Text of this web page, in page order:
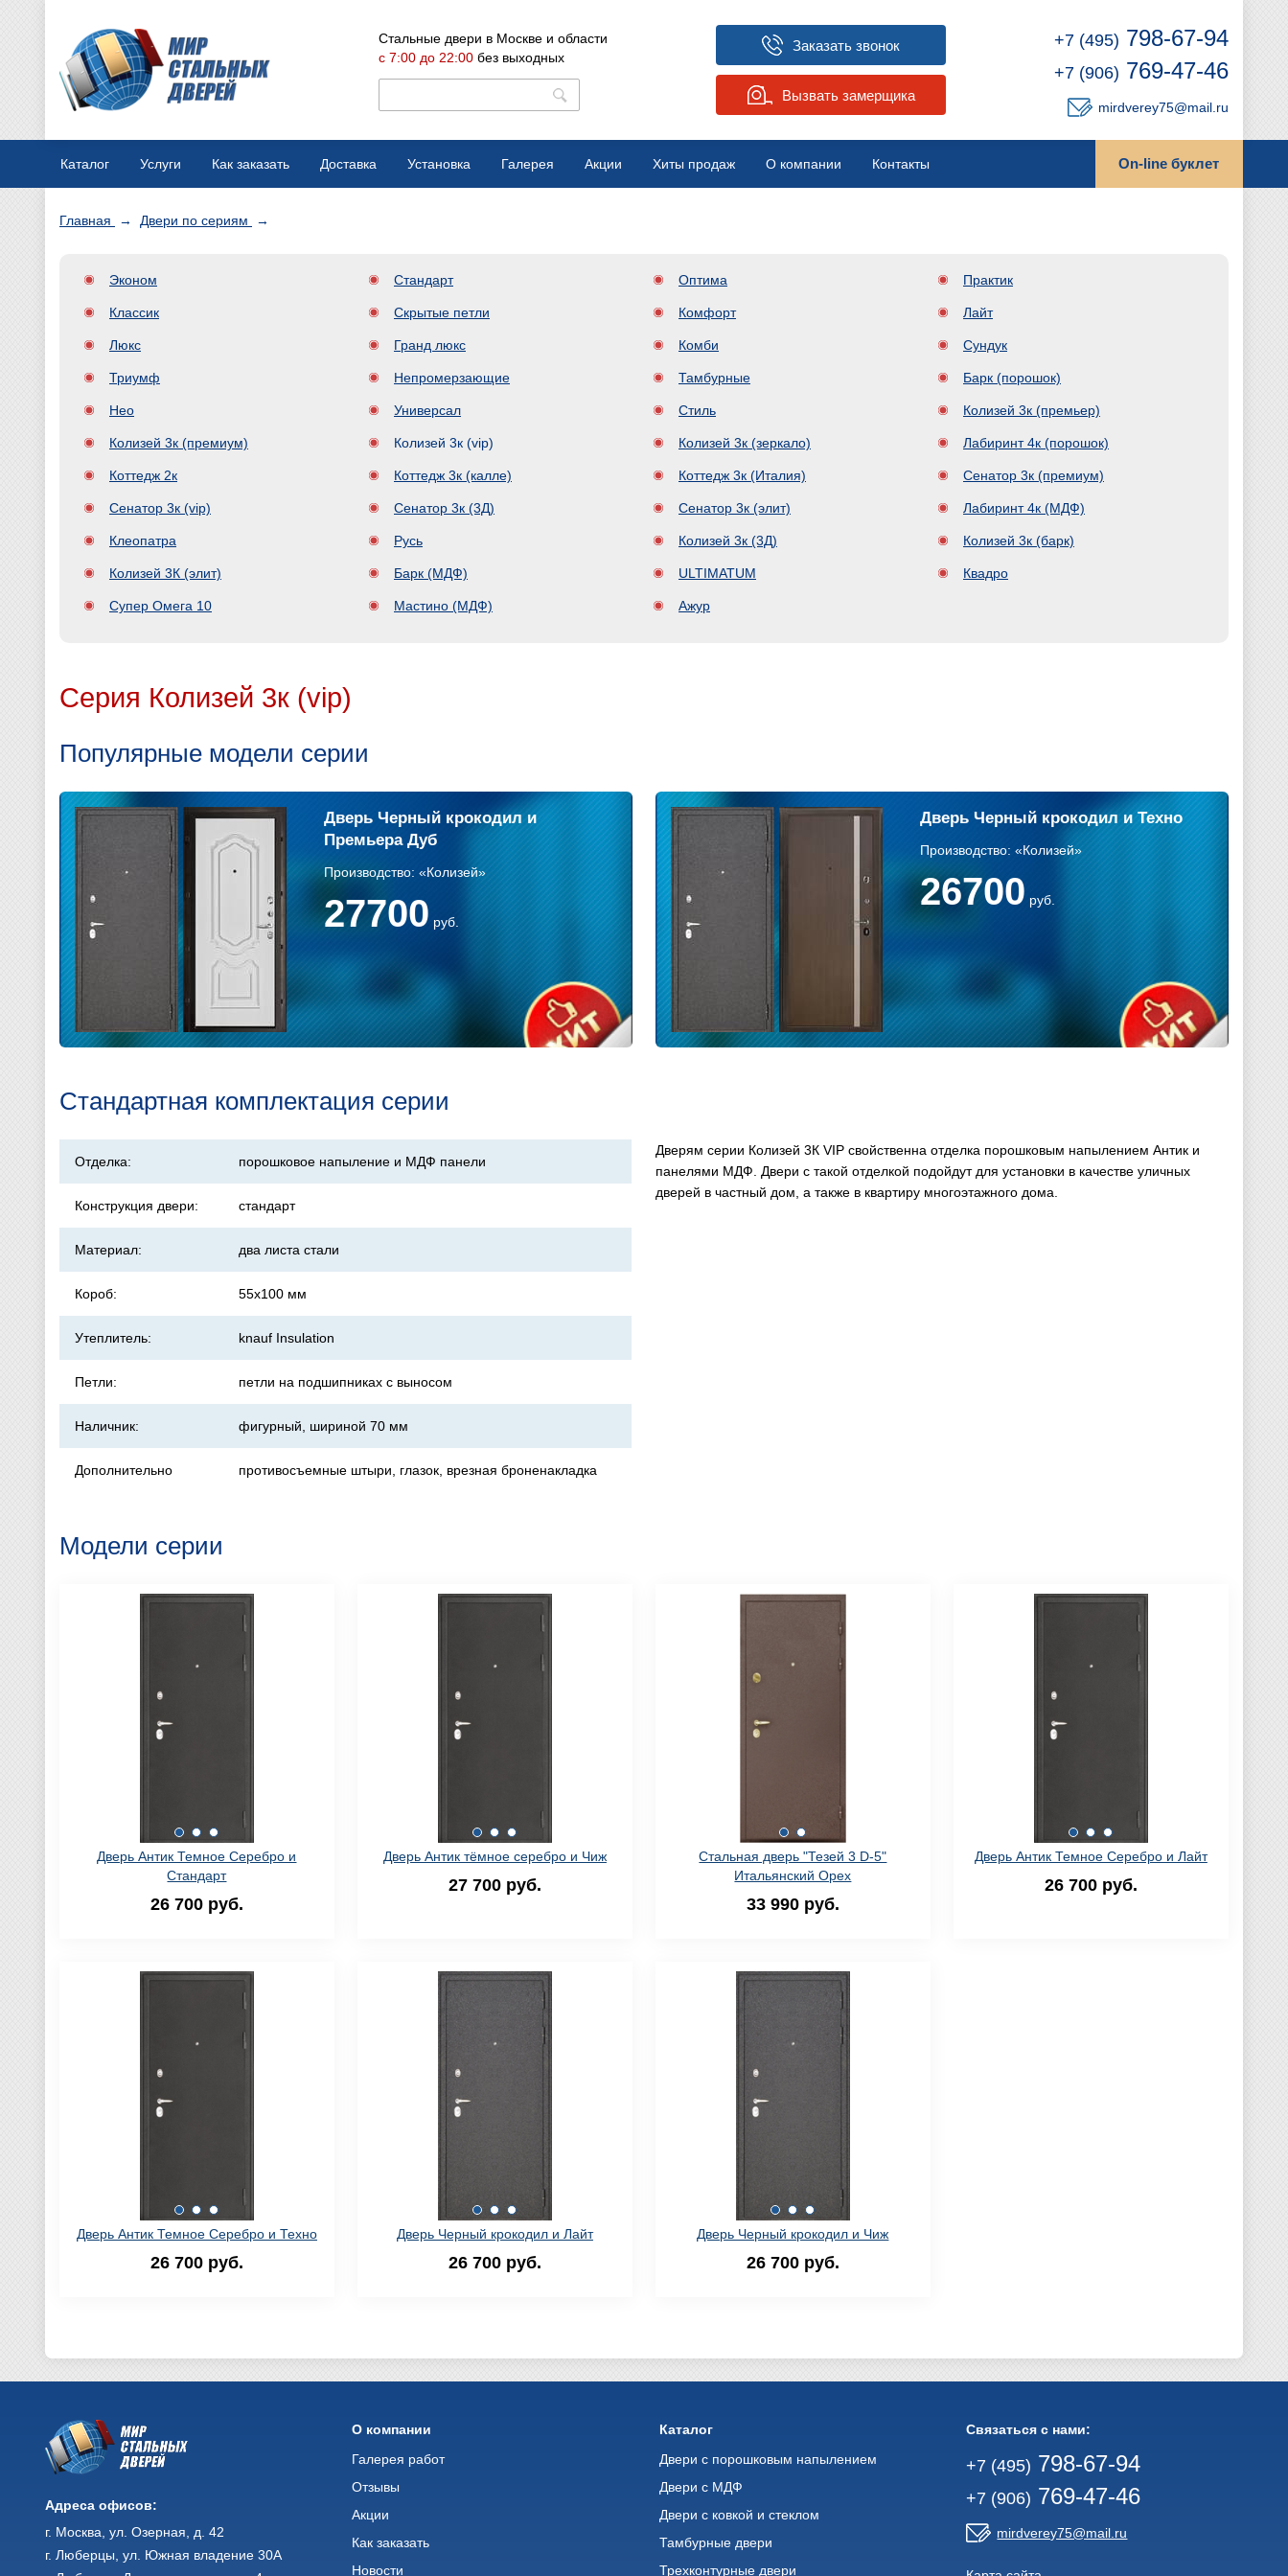
Стальные двери в Москве и области
с 7:00 до 22:00 без выходных
Заказать звонок
Вызвать замерщика
+7 (495) 798-67-94
+7 (906) 769-47-46
mirdverey75@mail.ru
Каталог Услуги
Производство дверей
Ремонт стальных дверей
Как заказать Доставка Установка Галерея Акции Хиты продаж О компании Контакты On-line буклет
Главная → Двери по сериям →
Эконом Стандарт Оптима Практик
Классик Скрытые петли Комфорт Лайт
Люкс Гранд люкс Комби Сундук
Триумф Непромерзающие Тамбурные Барк (порошок)
Нео Универсал Стиль Колизей 3к (премьер)
Колизей 3к (премиум) Колизей 3к (vip) Колизей 3к (зеркало) Лабиринт 4к (порошок)
Коттедж 2к Коттедж 3к (калле) Коттедж 3к (Италия) Сенатор 3к (премиум)
Сенатор 3к (vip) Сенатор 3к (3Д) Сенатор 3к (элит) Лабиринт 4к (МДФ)
Клеопатра Русь Колизей 3к (3Д) Колизей 3к (барк)
Колизей 3К (элит) Барк (МДФ) ULTIMATUM Квадро
Супер Омега 10 Мастино (МДФ) Ажур
Серия Колизей 3к (vip)
Популярные модели серии
Дверь Черный крокодил и
Премьера Дуб
Производство: «Колизей»
27700 руб.
Дверь Черный крокодил и Техно
Производство: «Колизей»
26700 руб.
Стандартная комплектация серии
Отделка: порошковое напыление и МДФ панели
Конструкция двери: стандарт
Материал: два листа стали
Короб: 55х100 мм
Утеплитель: knauf Insulation
Петли: петли на подшипниках с выносом
Наличник: фигурный, шириной 70 мм
Дополнительно противосъемные штыри, глазок, врезная броненакладка
Дверям серии Колизей 3К VIP свойственна отделка порошковым напылением Антик и
панелями МДФ. Двери с такой отделкой подойдут для установки в качестве уличных
дверей в частный дом, а также в квартиру многоэтажного дома.
Модели серии
Дверь Антик Темное Серебро и
Стандарт
26 700 руб.
Дверь Антик тёмное серебро и Чиж
27 700 руб.
Стальная дверь "Тезей 3 D-5"
Итальянский Орех
33 990 руб.
Дверь Антик Темное Серебро и Лайт
26 700 руб.
Дверь Антик Темное Серебро и Техно
26 700 руб.
Дверь Черный крокодил и Лайт
26 700 руб.
Дверь Черный крокодил и Чиж
26 700 руб.
Адреса офисов:
г. Москва, ул. Озерная, д. 42
г. Люберцы, ул. Южная владение 30А
О компании
Галерея работ
Отзывы
Акции
Как заказать
Новости
Каталог
Двери с порошковым напылением
Двери с МДФ
Двери с ковкой и стеклом
Тамбурные двери
Трехконтурные двери
Связаться с нами:
+7 (495) 798-67-94
+7 (906) 769-47-46
mirdverey75@mail.ru